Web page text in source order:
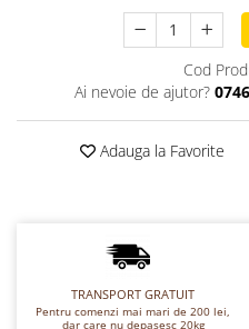
Prajituri Fabrica de Amandine
Prajituri nuci
Prajituri cafea
Prajituri de Craciun
Torturi ambalate
Cod
Ai nevoie de ajutor?
Adauga la Favorite
TRANSPORT GRATUIT
Pentru comenzi mai mari de 200 lei,
dar care nu depasesc 20kg